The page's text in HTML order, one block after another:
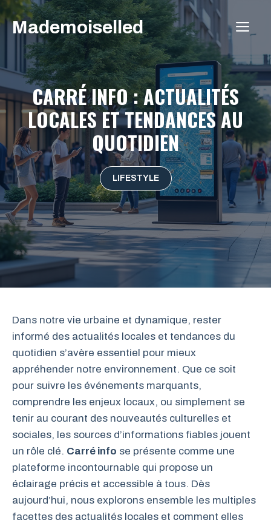
Aller
au
contenu
Mademoiselled
CARRÉ INFO : ACTUALITÉS
LOCALES ET TENDANCES AU
QUOTIDIEN
LIFESTYLE
Dans notre vie urbaine et dynamique, rester
informé des actualités locales et tendances du
quotidien s’avère essentiel pour mieux
appréhender notre environnement. Que ce soit
pour suivre les événements marquants,
comprendre les enjeux locaux, ou simplement se
tenir au courant des nouveautés culturelles et
sociales, les sources d’informations fiables jouent
un rôle clé. Carré info se présente comme une
plateforme incontournable qui propose un
éclairage précis et accessible à tous. Dès
aujourd’hui, nous explorons ensemble les multiples
facettes des actualités locales et comment elles